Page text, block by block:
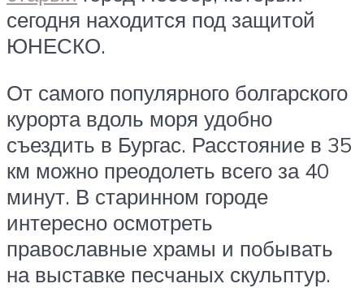
сегодня находится под защитой
ЮНЕСКО.
От самого популярного болгарского
курорта вдоль моря удобно
съездить в Бургас. Расстояние в 35
км можно преодолеть всего за 40
минут. В старинном городе
интересно осмотреть
православные храмы и побывать
на выставке песчаных скульптур.